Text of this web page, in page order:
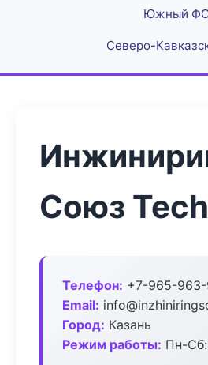
Южный
Северо-
Союз
Телефон: +7-965-
Email:
Город: Казань
Режим работы: Пн-